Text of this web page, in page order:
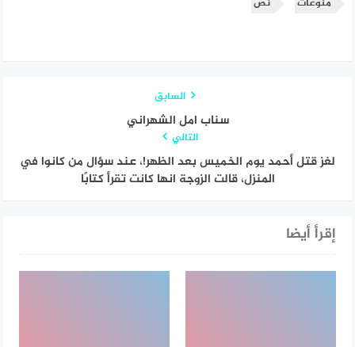
السابق
سناب امل الشهراني
التالي
لغز قتل أحمد يوم الخميس بعد الظهر!، عند سؤال من كانوا في
المنزل، قالت الزوجة انها كانت تقرأ كتابًا
إقرأ أيضا